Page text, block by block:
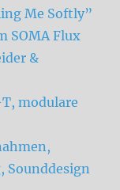
Me Softly”
SOMA Flux
&
modulare
Sounddesign